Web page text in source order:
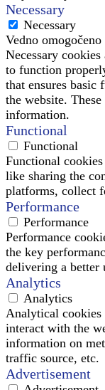
Necessary
Necessary
Vedno omogočeno
Necessary
to function
that ensures basic
the website.
information.
Functional
Functional
Functional
like sharing the
platforms, collect
Performance
Performance
Performance
the key
delivering a better
Analytics
Analytics
Analytical cookies
interact with the
information on
traffic source, etc.
Advertisement